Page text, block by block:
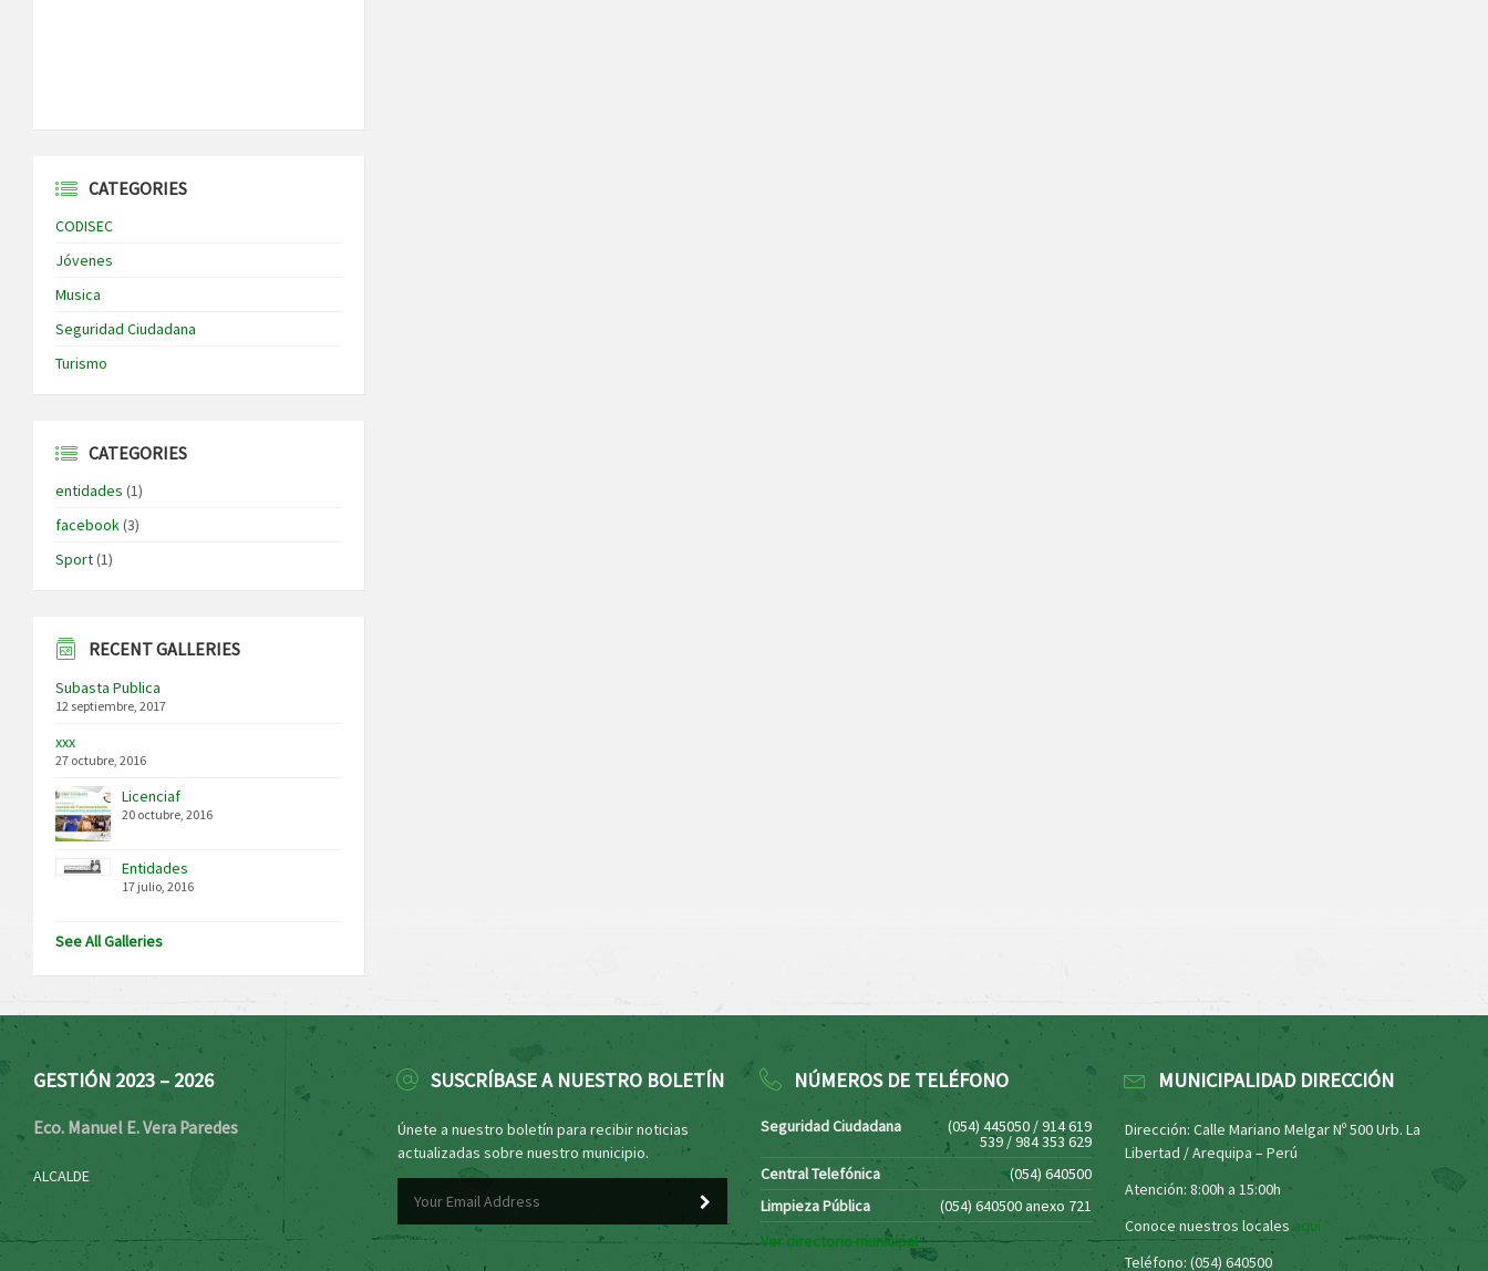
CATEGORIES
CODISEC
Jóvenes
Musica
Seguridad Ciudadana
Turismo
CATEGORIES
entidades (1)
facebook(3)
Sport(1)
RECENT GALLERIES
Subasta Publica
12 septiembre, 2017
xxx
27 octubre, 2016
Licenciaf
20 octubre, 2016
Entidades
17 julio, 2016
See All Galleries
GESTIÓN 2023 – 2026
Eco. Manuel E. Vera Paredes
ALCALDE
SUSCRÍBASE A NUESTRO BOLETÍN
Únete a nuestro boletín para recibir noticias
actualizadas sobre nuestro municipio.
NÚMEROS DE TELÉFONO
Seguridad Ciudadana (054) 445050 / 914 619
539 / 984 353 629
Central Telefónica
(054) 640500
Limpieza Pública
(054) 640500 anexo 721
Ver directorio municipal
MUNICIPALIDAD DIRECCIÓN
Dirección: Calle Mariano Melgar Nº 500 Urb. La
Libertad / Arequipa – Perú
Atención: 8:00h a 15:00h
Conoce nuestros locales aquí
Teléfono: (054) 640500